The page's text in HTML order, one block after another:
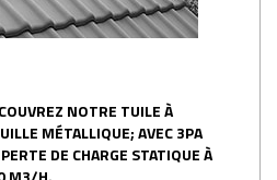
NOTRE TUILE À
MÉTALLIQUE; AVEC 3PA
DE CHARGE STATIQUE À